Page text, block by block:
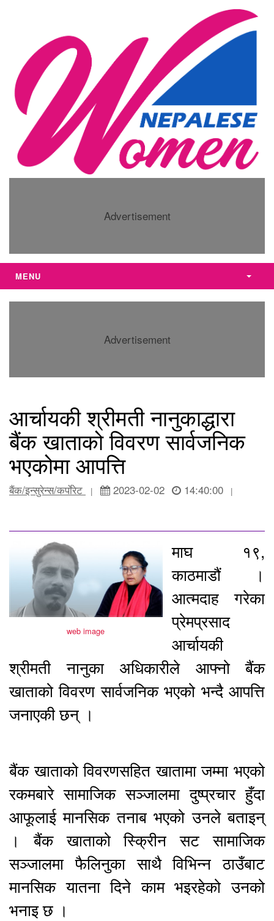
Advertisement
MENU
Advertisement
आर्चायकी श्रीमती नानुकाद्धारा
बैंक खाताको विवरण सार्वजनिक
भएकोमा आपत्ति
बैंक/इन्सुरेन्स/कर्पाेरेट | 2023-02-02 14:40:00 |
web image
माघ १९,
काठमाडौं ।
आत्मदाह गरेका
प्रेमप्रसाद
आर्चायकी
श्रीमती नानुका अधिकारीले आफ्नो बैंक
खाताको विवरण सार्वजनिक भएको भन्दै आपत्ति
जनाएकी छन् ।
बैंक खाताको विवरणसहित खातामा जम्मा भएको
रकमबारे सामाजिक सञ्जालमा दुष्प्रचार हुँदा
आफूलाई मानसिक तनाब भएको उनले बताइन्
। बैंक खाताको स्क्रिीन सट सामाजिक
सञ्जालमा फैलिनुका साथै विभिन्न ठाउँबाट
मानसिक यातना दिने काम भइरहेको उनको
भनाइ छ ।